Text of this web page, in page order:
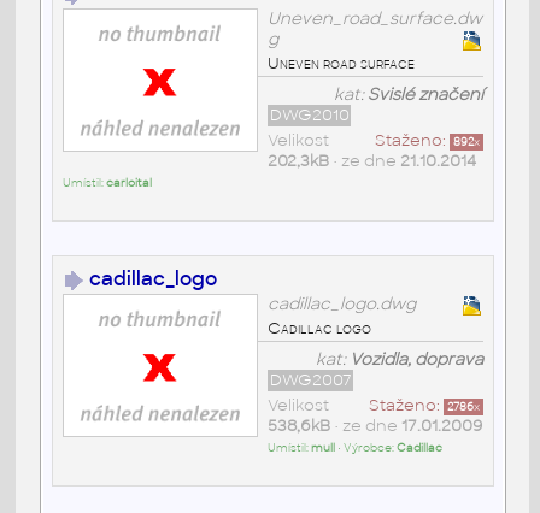
Uneven_road_surface.dw
g
Uneven road surface
kat:Svislé značení
DWG2010
Staženo: 892x
Velikost
202,3kB• ze dne 21.10.2014
Umístil:carloital
cadillac_logo
cadillac_logo.dwg
Cadillac logo
kat: Vozidla, doprava
DWG2007
Staženo: 2786x
Velikost
538,6kB• ze dne 17.01.2009
Umístil:mull • Výrobce:Cadillac